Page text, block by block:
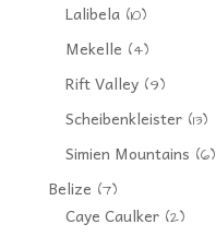
Lalibela(10)
Mekelle (4)
Rift Valley(9)
Scheibenkleister(13)
Simien Mountains (6)
Belize (7)
Caye Caulker(2)